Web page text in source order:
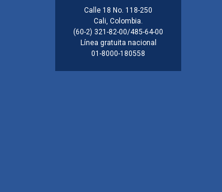
Información de
Calle 18 No. 118-250
Cali, Colombia.
(60-2) 321-82-00/485-64-00
Línea gratuita nacional
01-8000-180558